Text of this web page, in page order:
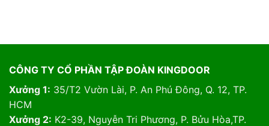
CÔNG TY CỔ PHẦN TẬP ĐOÀN KINGDOOR
Xưởng 1: 35/T2 Vườn Lài, P. An Phú Đông, Q. 12, TP.
HCM
Xưởng 2: K2-39, Nguyễn Tri Phương, P. Bửu Hòa,TP.